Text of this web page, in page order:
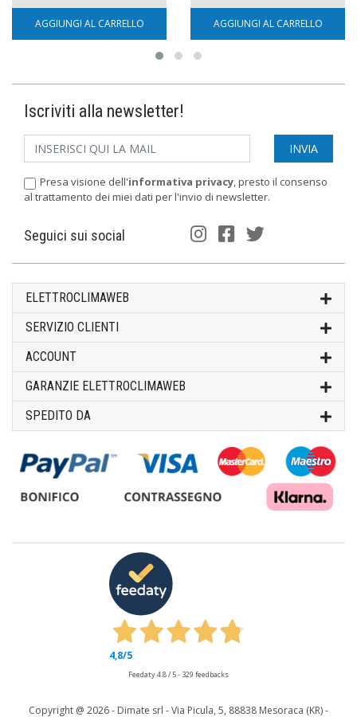
AGGIUNGI AL CARRELLO AGGIUNGI AL CARRELLO
Iscriviti alla newsletter!
Presa visione dell'informativa privacy, presto il consenso
al trattamento dei miei dati per l'invio di newsletter.
Seguici sui social
ELETTROCLIMAWEB
SERVIZIO CLIENTI
ACCOUNT
GARANZIE ELETTROCLIMAWEB
SPEDITO DA
Copyright @ 2026 - Dimate srl - Via Picula, 5, 88838 Mesoraca (KR) -
4,8/5
Feedaty4.8/ 5- 329 feedbacks